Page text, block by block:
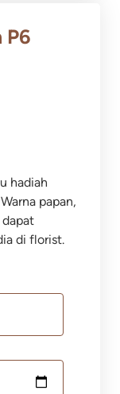
P6
hadiah
papan,
di florist.